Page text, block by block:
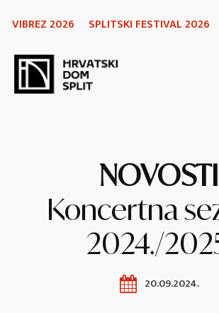
VIBREZ 2026 SPLITSKI FESTIVAL 2026
NOVOSTI
Koncertna
2024./
20.09.2024.